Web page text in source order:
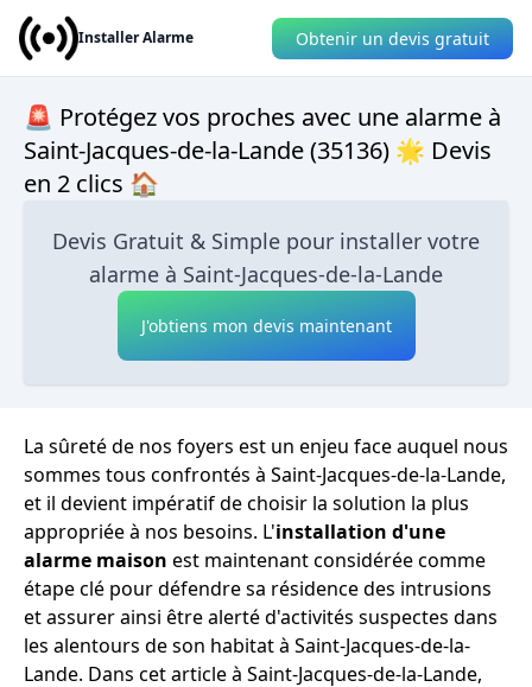
Installer Alarme Obtenir un devis gratuit
🚨 Protégez vos proches avec une alarme à
Saint-Jacques-de-la-Lande (35136) 🌟 Devis
en 2 clics 🏠
Devis Gratuit & Simple pour installer votre
alarme à Saint-Jacques-de-la-Lande
J'obtiens mon devis maintenant
La sûreté de nos foyers est un enjeu face auquel nous
sommes tous confrontés à Saint-Jacques-de-la-Lande,
et il devient impératif de choisir la solution la plus
appropriée à nos besoins. L'installation d'une
alarme maison est maintenant considérée comme
étape clé pour défendre sa résidence des intrusions
et assurer ainsi être alerté d'activités suspectes dans
les alentours de son habitat à Saint-Jacques-de-la-
Lande. Dans cet article à Saint-Jacques-de-la-Lande,